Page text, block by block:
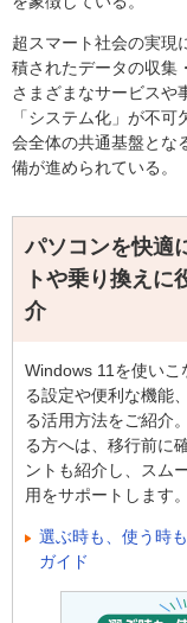
超スマート社会の実現
積されたデータの収集
さまざまなサービスや
「システム化」が不
会全体の共通基盤とな
備が進められている。
パソコンを快適
トや乗り換えに
介
Windows 11を使い
る設定や便利な機能
る活用方法をご紹介
る方へは、移行前に
ントも紹介し、スム
用をサポートします。
選ぶ時も、使う時
ガイド